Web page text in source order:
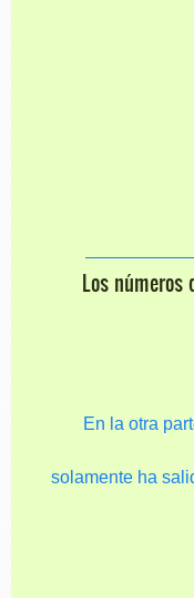
Los números
En la otra
solamente ha